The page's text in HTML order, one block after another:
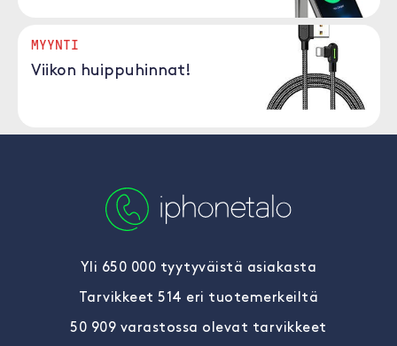
MYYNTI
Viikon huippuhinnat!
Yli 650 000 tyytyväistä asiakasta
Tarvikkeet 514 eri tuotemerkeiltä
50 909 varastossa olevat tarvikkeet